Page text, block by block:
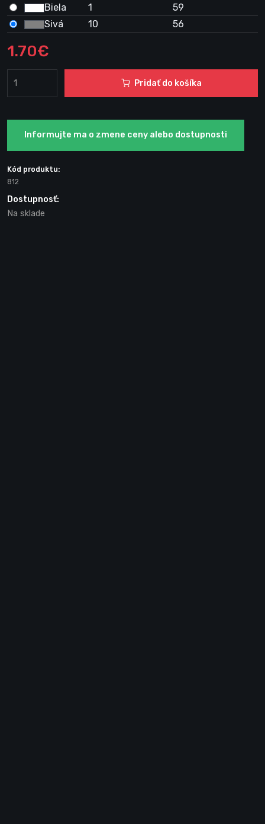
Biela
1
59
Sivá
10 56
1.70€
Pridať do košíka
Informujte ma o zmene ceny alebo dostupnosti
Kód produktu:
812
Dostupnosť:
Na sklade